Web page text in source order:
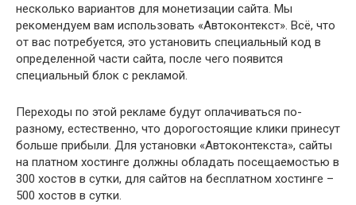
несколько вариантов для монетизации сайта. Мы
рекомендуем вам использовать «Автоконтекст». Всё, что
от вас потребуется, это установить специальный код в
определенной части сайта, после чего появится
специальный блок с рекламой.
Переходы по этой рекламе будут оплачиваться по-
разному, естественно, что дорогостоящие клики принесут
больше прибыли. Для установки «Автоконтекста», сайты
на платном хостинге должны обладать посещаемостью в
300 хостов в сутки, для сайтов на бесплатном хостинге –
500 хостов в сутки.